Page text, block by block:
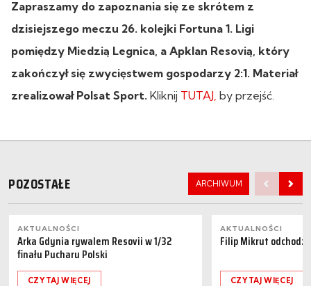
Zapraszamy do zapoznania się ze skrótem z
dzisiejszego meczu 26. kolejki Fortuna 1. Ligi
pomiędzy Miedzią Legnica, a Apklan Resovią, który
zakończył się zwycięstwem gospodarzy 2:1. Materiał
zrealizował Polsat Sport. Kliknij TUTAJ, by przejść.
POZOSTAŁE ARCHIWUM
AKTUALNOŚCI
Arka Gdynia rywalem Resovii w 1/32
finału Pucharu Polski
CZYTAJ WIĘCEJ
AKTUALNOŚCI
Filip Mikrut
CZYTAJ WIĘCEJ